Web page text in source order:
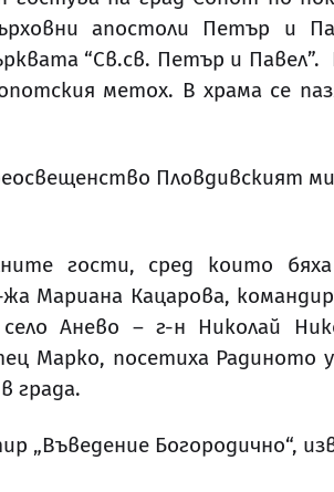
апостоли Петър
“Св.св. Петър и
метох. В храма се
Пловдивският
гости, сред които
Мариана Кацарова,
Анево – г-н Николай
Марко, посетиха
града.
„Въведение Богородично“,